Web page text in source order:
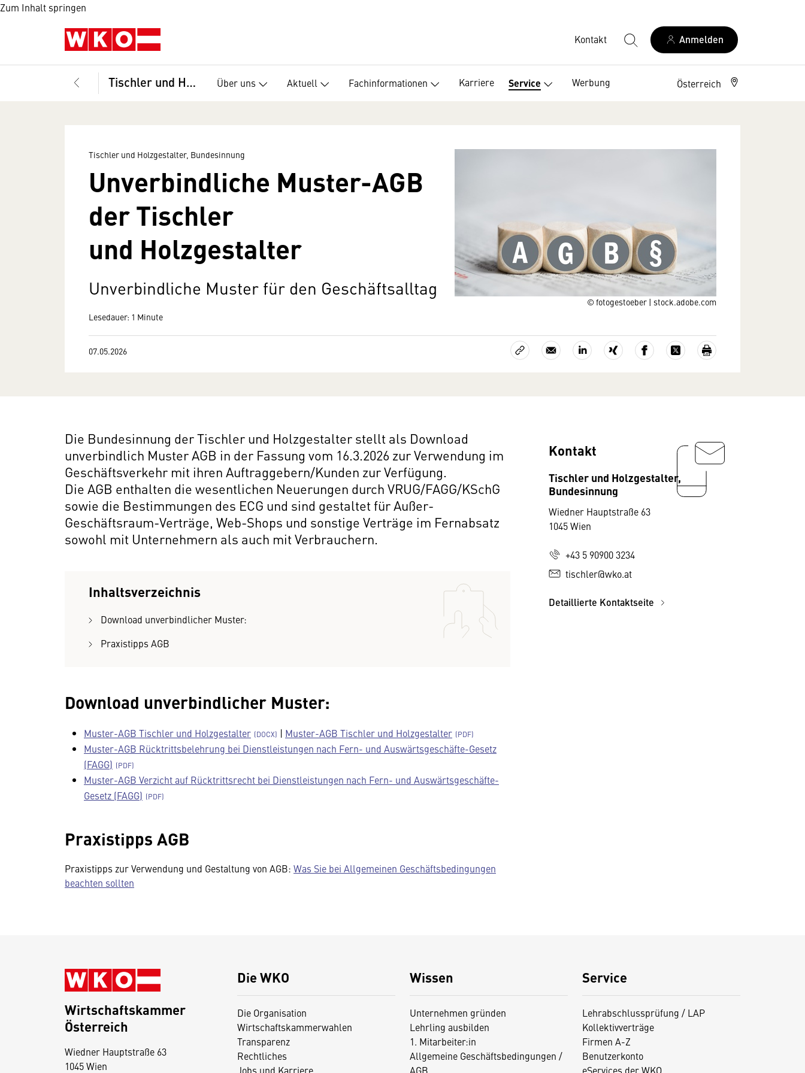
Zum Inhalt springen
Kontakt Anmelden
Tischler und Holzgestalter, Bundesinnung Über uns Aktuell Fachinformationen Karriere Service Werbung Österreich
© fotogestoeber | stock.adobe.com
Tischler und Holzgestalter, Bundesinnung
Unverbindliche Muster-AGB
der Tischler
und Holzgestalter
Unverbindliche Muster für den Geschäftsalltag
Lesedauer: 1 Minute
07.05.2026
Die Bundesinnung der Tischler und Holzgestalter stellt als Download
unverbindlich Muster AGB in der Fassung vom 16.3.2026 zur Verwendung im
Geschäftsverkehr mit ihren Auftraggebern/Kunden zur Verfügung.
Die AGB enthalten die wesentlichen Neuerungen durch VRUG/FAGG/KSchG
sowie die Bestimmungen des ECG und sind gestaltet für Außer-
Geschäftsraum-Verträge, Web-Shops und sonstige Verträge im Fernabsatz
sowohl mit Unternehmern als auch mit Verbrauchern.
Inhaltsverzeichnis
Download unverbindlicher Muster:
Praxistipps AGB
Download unverbindlicher Muster:
Muster-AGB Tischler und Holzgestalter | Muster-AGB Tischler und Holzgestalter
Muster-AGB Rücktrittsbelehrung bei Dienstleistungen nach Fern- und Auswärtsgeschäfte-Gesetz
(FAGG)
Muster-AGB Verzicht auf Rücktrittsrecht bei Dienstleistungen nach Fern- und Auswärtsgeschäfte-
Gesetz (FAGG)
Praxistipps AGB
Praxistipps zur Verwendung und Gestaltung von AGB: Was Sie bei Allgemeinen Geschäftsbedingungen
beachten sollten
Kontakt
Tischler und Holzgestalter,
Bundesinnung
Wiedner Hauptstraße 63
1045 Wien
+43 5 90900 3234
tischler@wko.at
Detaillierte Kontaktseite
Die WKO
Die Organisation
Wirtschaftskammerwahlen
Transparenz
Rechtliches
Jobs und Karriere
Wissen
Unternehmen gründen
Lehrling ausbilden
1. Mitarbeiter:in
Allgemeine Geschäftsbedingungen /
AGB
Service
Lehrabschlussprüfung / LAP
Kollektivverträge
Firmen A-Z
Benutzerkonto
eServices der WKO
Wirtschaftskammer
Österreich
Wiedner Hauptstraße 63
1045 Wien